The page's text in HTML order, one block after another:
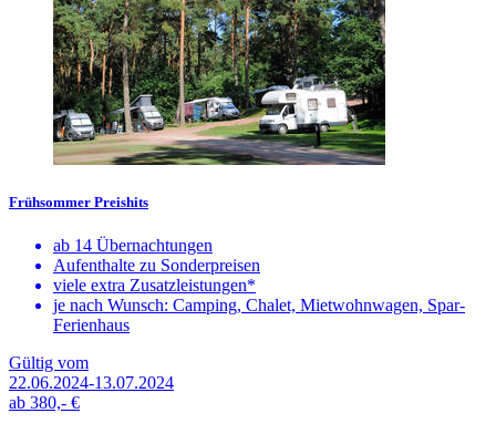
Frühsommer Preishits
ab 14 Übernachtungen
Aufenthalte zu Sonderpreisen
viele extra Zusatzleistungen*
je nach Wunsch: Camping, Chalet, Mietwohnwagen, Spar-
Ferienhaus
Gültig vom
22.06.2024-13.07.2024
ab 380,- €